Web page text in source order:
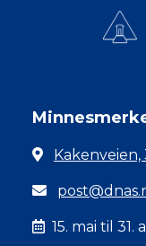
15. mai til 31.